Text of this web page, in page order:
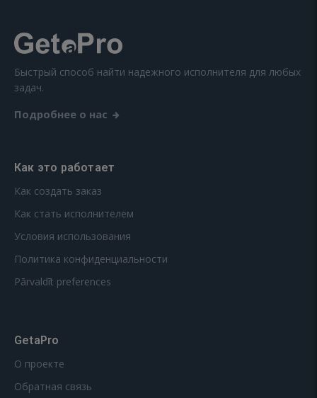
Быстрый способ найти надежного исполнителя для любых
задач.
Подробнее о нас
Как это работает
Как создать заказ
Как стать исполнителем
Условия использования
Политика конфиденциальности
Pārvaldīt preferences
GetaPro
О проекте
Обратная связь